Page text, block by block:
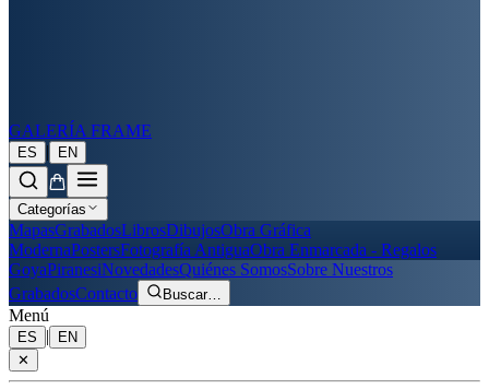
GALERÍA FRAME
ES | EN
Categorías
MapasGrabadosLibrosDibujosObra Gráfica
ModernaPostersFotografía AntiguaObra Enmarcada - Regalos
GoyaPiranesiNovedadesQuiénes SomosSobre Nuestros
GrabadosContacto Buscar…
Menú
ES |
EN
✕